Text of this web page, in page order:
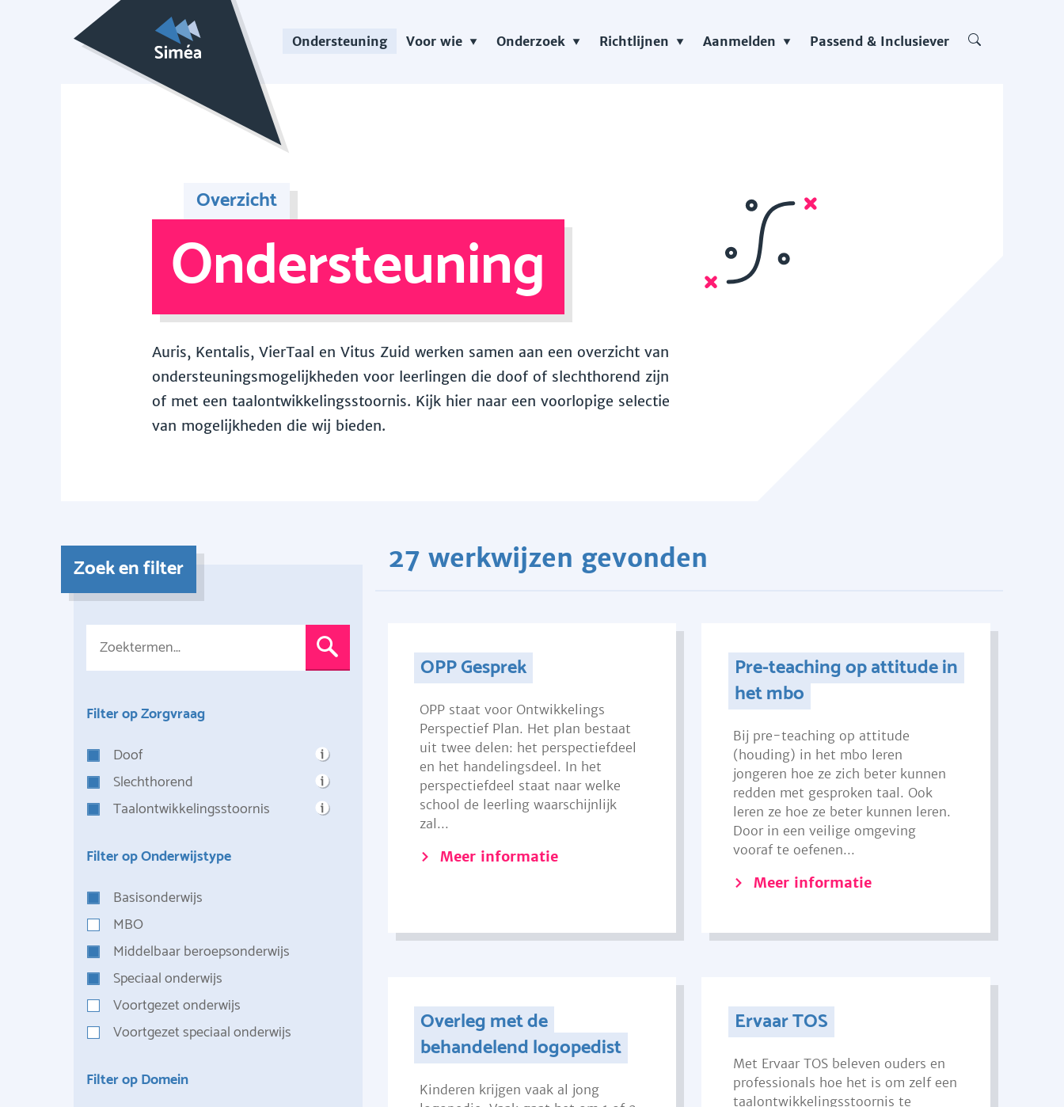
Ondersteuning Voor wie Onderzoek Richtlijnen Aanmelden Passend & Inclusiever
Overzicht
Ondersteuning
Auris, Kentalis, VierTaal en Vitus Zuid werken samen aan een overzicht van
ondersteuningsmogelijkheden voor leerlingen die doof of slechthorend zijn
of met een taalontwikkelingsstoornis. Kijk hier naar een voorlopige selectie
van mogelijkheden die wij bieden.
Zoek en filter
Filter op Zorgvraag
Doof
Slechthorend
Taalontwikkelingsstoornis
Filter op Onderwijstype
Basisonderwijs
MBO
Middelbaar beroepsonderwijs
Speciaal onderwijs
Voortgezet onderwijs
Voortgezet speciaal onderwijs
Filter op Domein
27 werkwijzen gevonden
OPP Gesprek
OPP staat voor Ontwikkelings
Perspectief Plan. Het plan bestaat
uit twee delen: het perspectiefdeel
en het handelingsdeel. In het
perspectiefdeel staat naar welke
school de leerling waarschijnlijk
zal...
Meer informatie
Pre-teaching op attitude in
het mbo
Bij pre-teaching op attitude
(houding) in het mbo leren
jongeren hoe ze zich beter kunnen
redden met gesproken taal. Ook
leren ze hoe ze beter kunnen leren.
Door in een veilige omgeving
vooraf te oefenen...
Meer informatie
Overleg met de
behandelend logopedist
Kinderen krijgen vaak al jong
Ervaar TOS
Met Ervaar TOS beleven ouders en
professionals hoe het is om zelf een
taalontwikkelingsstoornis te